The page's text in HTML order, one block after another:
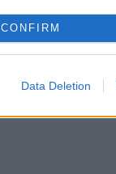
CONFIRM
Data Deletion